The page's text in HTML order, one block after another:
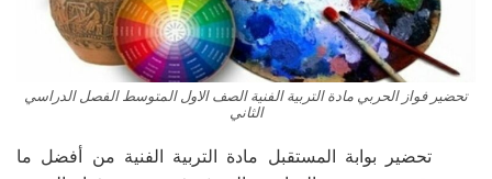
تحضير فواز الحربي مادة التربية الفنية الصف الاول المتوسط الفصل الدراسي
الثاني
تحضير بوابة المستقبل مادة التربية الفنية من أفضل ما